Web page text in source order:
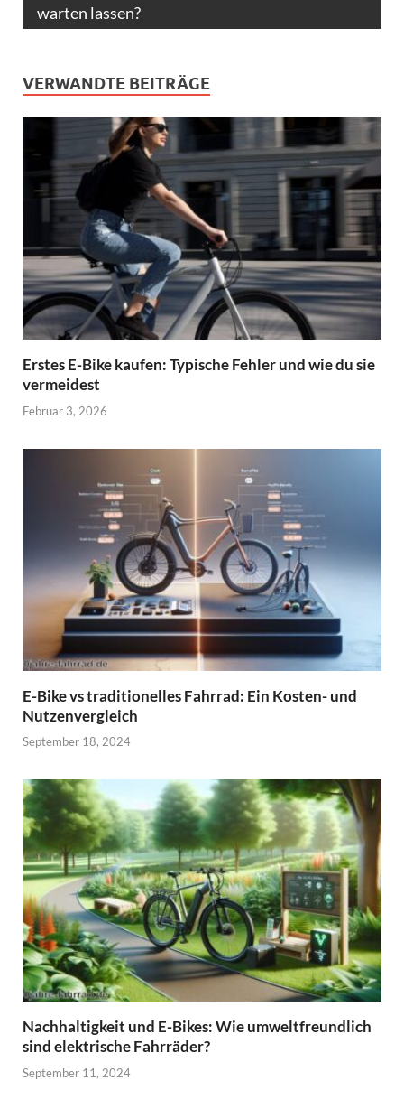
warten lassen?
VERWANDTE BEITRÄGE
Erstes E-Bike kaufen: Typische Fehler und wie du sie
vermeidest
Februar 3, 2026
E-Bike vs traditionelles Fahrrad: Ein Kosten- und
Nutzenvergleich
September 18, 2024
Nachhaltigkeit und E-Bikes: Wie umweltfreundlich
sind elektrische Fahrräder?
September 11, 2024